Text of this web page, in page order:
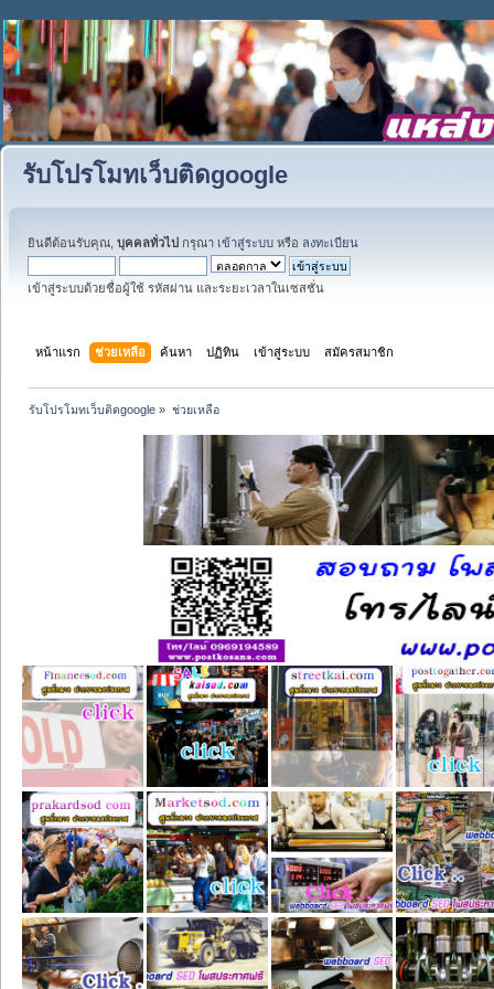
รับโปรโมทเว็บติดgoogle
ยินดีต้อนรับคุณ, บุคคลทั่วไป กรุณา เข้าสู่ระบบ หรือ ลงทะเบียน
เข้าสู่ระบบด้วยชื่อผู้ใช้ รหัสผ่าน และระยะเวลาในเซสชั่น
หน้าแรก ช่วยเหลือ ค้นหา ปฏิทิน เข้าสู่ระบบ สมัครสมาชิก
รับโปรโมทเว็บติดgoogle » ช่วยเหลือ